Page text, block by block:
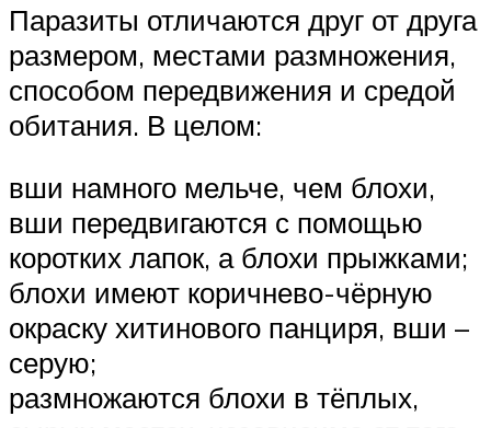
Паразиты отличаются друг от друга
размером, местами размножения,
способом передвижения и средой
обитания. В целом:
вши намного мельче, чем блохи,
вши передвигаются с помощью
коротких лапок, а блохи прыжками;
блохи имеют коричнево-чёрную
окраску хитинового панциря, вши –
серую;
размножаются блохи в тёплых,